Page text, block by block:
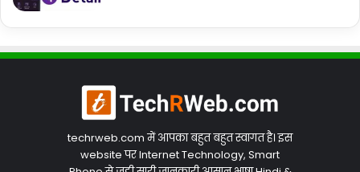
techrweb.com में आपका बहुत बहुत स्वागत है। इस
website पर Internet Technology, Smart